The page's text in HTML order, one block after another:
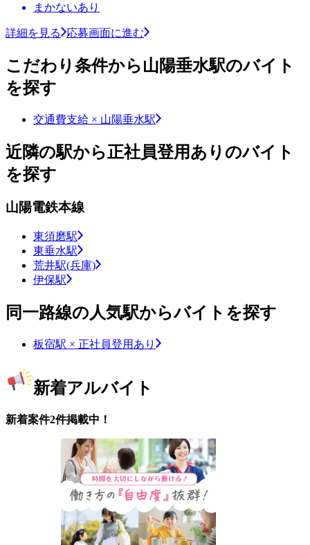
まかないあり
詳細を見る 応募画面に進む
こだわり条件から山陽垂水駅のバイト
を探す
交通費支給 × 山陽垂水駅
近隣の駅から正社員登用ありのバイト
を探す
山陽電鉄本線
東須磨駅
東垂水駅
荒井駅(兵庫)
伊保駅
同一路線の人気駅からバイトを探す
板宿駅 × 正社員登用あり
新着アルバイト
新着案件2件掲載中！